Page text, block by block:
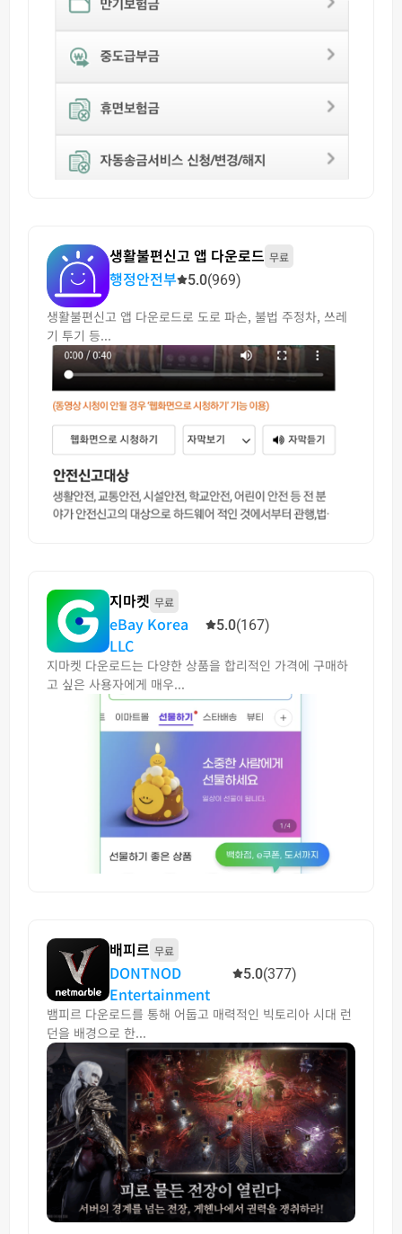
생활불편신고 앱 다운로드 무료
행정안전부 5.0(969)
생활불편신고 앱 다운로드로 도로 파손, 불법 주정차, 쓰레
기 투기 등...
지마켓 무료
eBay Korea
LLC
5.0(167)
지마켓 다운로드는 다양한 상품을 합리적인 가격에 구매하
고 싶은 사용자에게 매우...
배피르 무료
DONTNOD
Entertainment
5.0(377)
뱀피르 다운로드를 통해 어둡고 매력적인 빅토리아 시대 런
던을 배경으로 한...